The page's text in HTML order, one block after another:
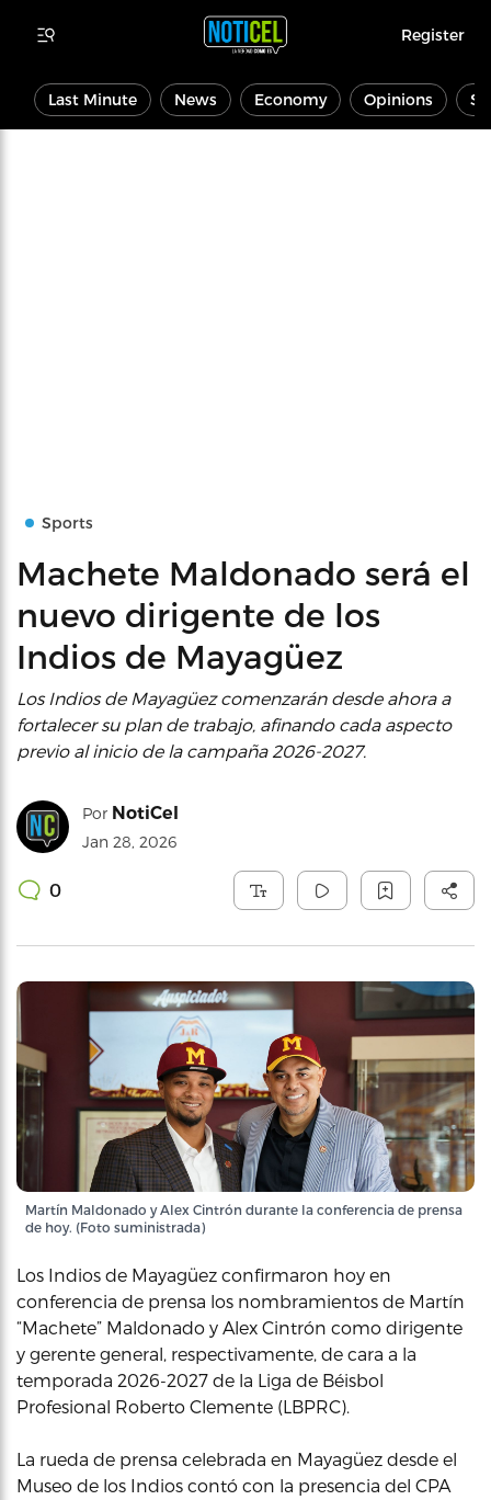
Register
Last Minute News Economy Opinions
Sports
Machete Maldonado será el
nuevo dirigente de los
Indios de Mayagüez
Los Indios de Mayagüez comenzarán desde ahora a
fortalecer su plan de trabajo, afinando cada aspecto
previo al inicio de la campaña 2026-2027.
Por NotiCel
Jan 28, 2026
0
Martín Maldonado y Alex Cintrón durante la conferencia de prensa
de hoy. (Foto suministrada)
Los Indios de Mayagüez confirmaron hoy en
conferencia de prensa los nombramientos de Martín
“Machete” Maldonado y Alex Cintrón como dirigente
y gerente general, respectivamente, de cara a la
temporada 2026-2027 de la Liga de Béisbol
Profesional Roberto Clemente (LBPRC).
La rueda de prensa celebrada en Mayagüez desde el
Museo de los Indios contó con la presencia del CPA